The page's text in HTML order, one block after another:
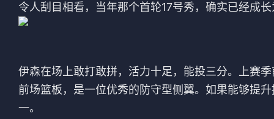
令人刮目相看，当年那个首轮17号秀，确实已经成
伊森在场上敢打敢拼，活力十足，能投三分。上赛
前场篮板，是一位优秀的防守型侧翼。如果能够提
一。